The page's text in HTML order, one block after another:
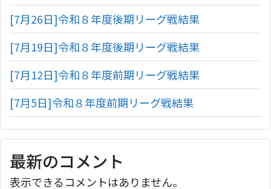
[7月26日]令和８年度後期リーグ戦結果
[7月19日]令和８年度後期リーグ戦結果
[7月12日]令和８年度前期リーグ戦結果
[7月5日]令和８年度前期リーグ戦結果
最新のコメント
表示できるコメントはありません。